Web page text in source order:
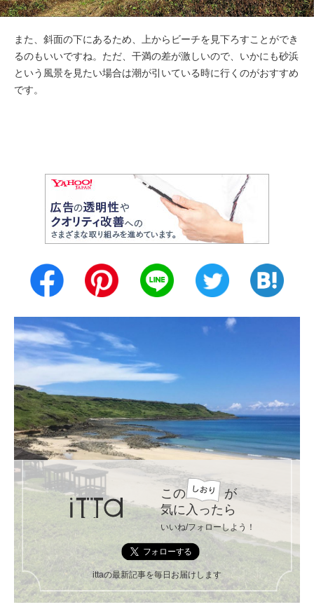
また、斜面の下にあるため、上からビーチを見下ろすことができ
るのもいいですね。ただ、干満の差が激しいので、いかにも砂浜
という風景を見たい場合は潮が引いている時に行くのがおすすめ
です。
この
が
気に入ったら
いいね/フォローしよう！
ittaの最新記事を毎日お届けします